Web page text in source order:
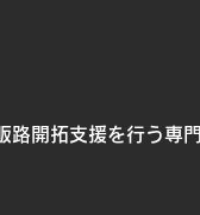
路開拓支援を行う専門